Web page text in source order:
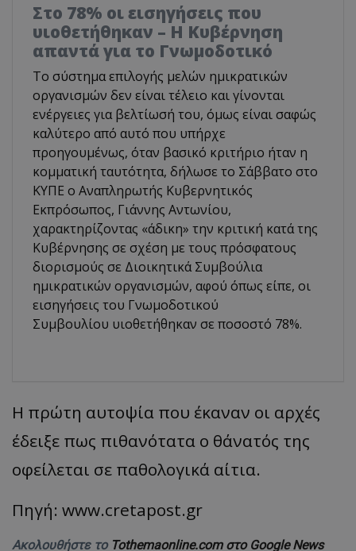
Στο 78% οι εισηγήσεις που
υιοθετήθηκαν – Η Κυβέρνηση
απαντά για το Γνωμοδοτικό
Το σύστημα επιλογής μελών ημικρατικών
οργανισμών δεν είναι τέλειο και γίνονται
ενέργειες για βελτίωσή του, όμως είναι σαφώς
καλύτερο από αυτό που υπήρχε
προηγουμένως, όταν βασικό κριτήριο ήταν η
κομματική ταυτότητα, δήλωσε το Σάββατο στο
ΚΥΠΕ ο Αναπληρωτής Κυβερνητικός
Εκπρόσωπος, Γιάννης Αντωνίου,
χαρακτηρίζοντας «άδικη» την κριτική κατά της
Κυβέρνησης σε σχέση με τους πρόσφατους
διορισμούς σε Διοικητικά Συμβούλια
ημικρατικών οργανισμών, αφού όπως είπε, οι
εισηγήσεις του Γνωμοδοτικού
Συμβουλίου υιοθετήθηκαν σε ποσοστό 78%.
Η πρώτη αυτοψία που έκαναν οι αρχές
έδειξε πως πιθανότατα ο θάνατός της
οφείλεται σε παθολογικά αίτια.
Πηγή: www.cretapost.gr
Ακολουθήστε το Tothemaonline.com στο Google News